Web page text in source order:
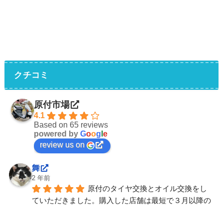
クチコミ
原付市場
4.1
Based on 65 reviews
powered by Goog e
review us on
舞
2 年前
原付のタイヤ交換とオイル交換をし
ていただきました。購入した店舗は最短で３月以降の